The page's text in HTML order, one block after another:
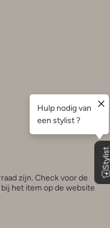
zijn. Check voor de
het item op de website